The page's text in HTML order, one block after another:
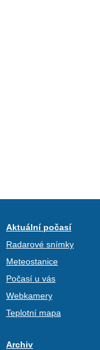
Aktuální počasí
Radarové snímky
Meteostanice
Počasí u vás
Webkamery
Teplotní mapa
Archiv